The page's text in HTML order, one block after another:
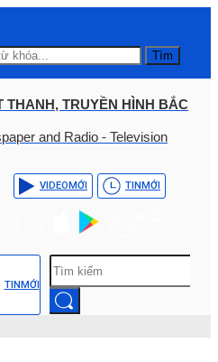
Tìm
THANH, TRUYỀN HÌNH BẮC
and Radio - Television
VIDEOMỚI TINMỚI
TINMỚI